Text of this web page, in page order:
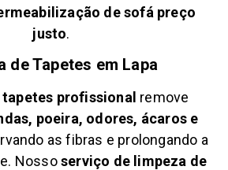
de sofá preço
justo.
de Tapetes em Lapa
tapetes profissional remove
poeira, odores, ácaros e
as fibras e prolongando a
Nossoserviço de limpeza de